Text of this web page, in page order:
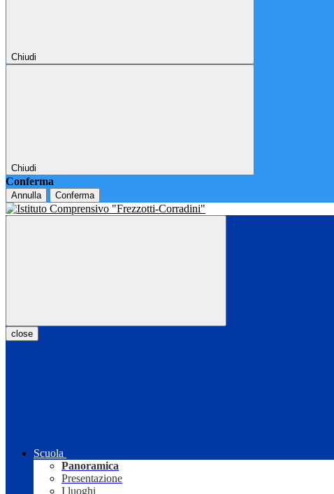
Chiudi
Chiudi
Conferma
Annulla Conferma
close
Scuola
Panoramica
Presentazione
I luoghi